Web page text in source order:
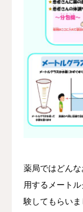
薬局ではどん
用するメート
験してもらいま